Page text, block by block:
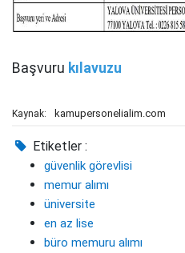
Başvuru kılavuzu
Kaynak: kamupersonelialim.com
Etiketler :
güvenlik görevlisi
memur alımı
üniversite
en az lise
büro memuru alımı